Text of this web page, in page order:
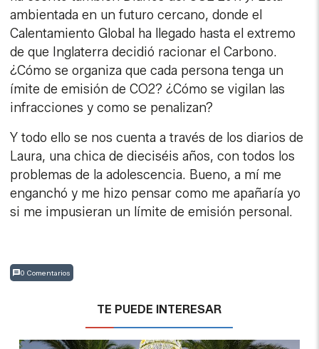
ambientada en un futuro cercano, donde el
Calentamiento Global ha llegado hasta el extremo
de que Inglaterra decidió racionar el Carbono.
¿Cómo se organiza que cada persona tenga un
ímite de emisión de CO2? ¿Cómo se vigilan las
infracciones y como se penalizan?
Y todo ello se nos cuenta a través de los diarios de
Laura, una chica de dieciséis años, con todos los
problemas de la adolescencia. Bueno, a mí me
enganchó y me hizo pensar como me apañaría yo
si me impusieran un límite de emisión personal.
0 Comentarios
TE PUEDE INTERESAR